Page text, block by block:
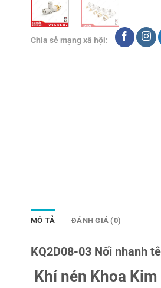
Chia sẻ mạng xã hội:
MÔ TẢ ĐÁNH GIÁ (0)
KQ2D08-03 Nối nhanh
Khí nén Khoa